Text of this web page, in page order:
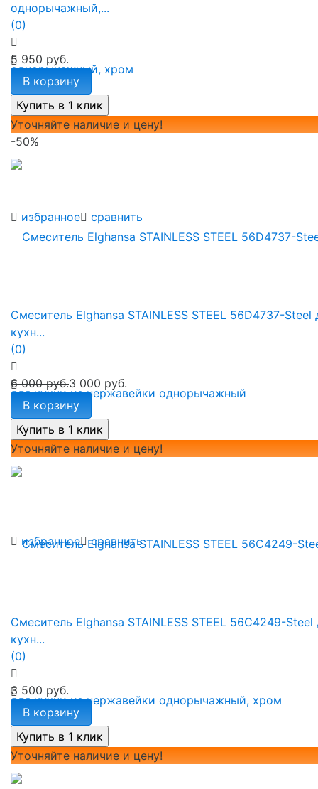
избранное сравнить
однорычажный,...
(0)
5 950 руб.
В корзину
Уточняйте наличие и цену!
-50%
избранное сравнить
Смеситель Elghansa STAINLESS STEEL 56D4737-Steel
кухн...
(0)
6 000 руб.3 000 руб.
В корзину
Уточняйте наличие и цену!
Смеситель Elghansa STAINLESS STEEL 56C4249-Steel
кухн...
(0)
3 500 руб.
В корзину
Уточняйте наличие и цену!